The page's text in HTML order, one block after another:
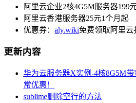
阿里云企业2核4G5M服务器199
阿里云香港服务器25元1个月起
优惠券： aly.wiki免费领取阿里
更新内容
华为云服务器X实例-4核8G5M
常优惠！
sublime删除空行的方法